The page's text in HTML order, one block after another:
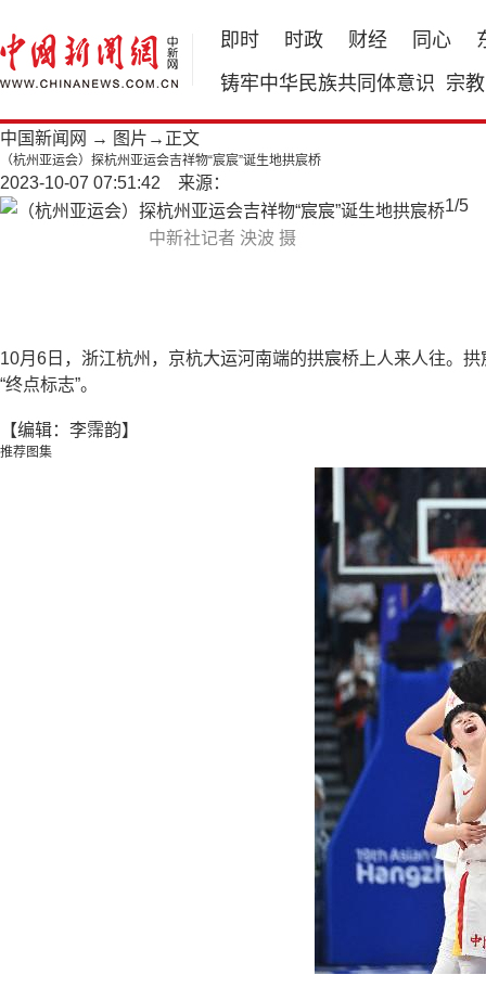
即时 时政 财经 同心
铸牢中华民族共同体意识 宗教
中国新闻网 → 图片 →正文
（杭州亚运会）探杭州亚运会吉祥物“宸宸”诞生地拱宸桥
2023-10-07 07:51:42 来源：
中新社记者 泱波 摄
1/5
10月6日，浙江杭州，京杭大运河南端的拱宸桥上人来人往。
“终点标志”。
【编辑：李霈韵】
推荐图集